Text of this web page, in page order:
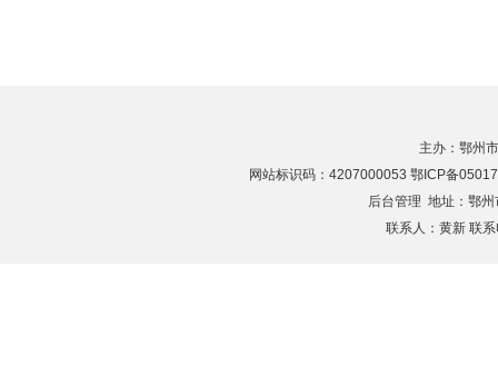
主办：鄂州
网站标识码：4207000053 鄂ICP备
后台管理 地址：鄂
联系人：黄新 联